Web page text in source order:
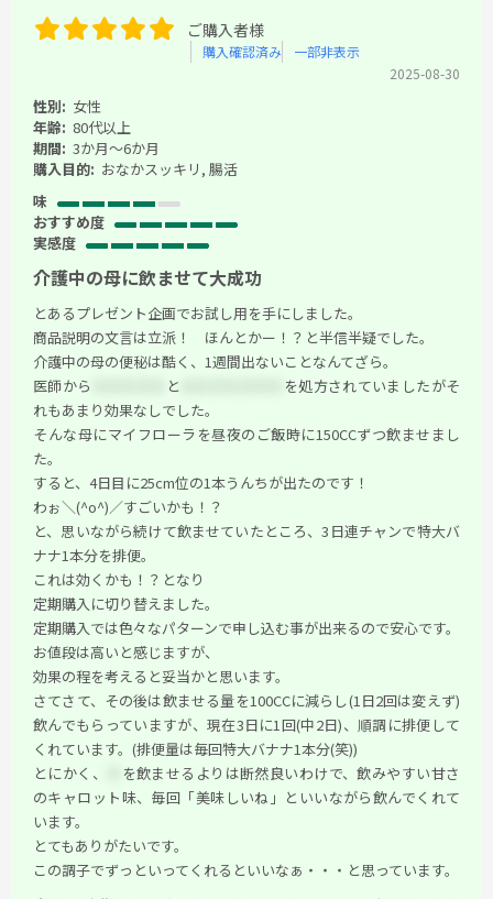
ご購入者様
購入確認済み
一部非表示
2025-08-30
性別: 女性
年齢: 80代以上
期間: 3か月～6か月
購入目的: おなかスッキリ, 腸活
味
おすすめ度
実感度
介護中の母に飲ませて大成功
とあるプレゼント企画でお試し用を手にしました。
商品説明の文言は立派！ ほんとかー！？と半信半疑でした。
介護中の母の便秘は酷く、1週間出ないことなんてざら。
医師から
と
を処方されていましたがそ
れもあまり効果なしでした。
そんな母にマイフローラを昼夜のご飯時に150CCずつ飲ませまし
た。
すると、4日目に25cm位の1本うんちが出たのです！
わぉ＼(^o^)／すごいかも！？
と、思いながら続けて飲ませていたところ、3日連チャンで特大バ
ナナ1本分を排便。
これは効くかも！？となり
定期購入に切り替えました。
定期購入では色々なパターンで申し込む事が出来るので安心です。
お値段は高いと感じますが、
効果の程を考えると妥当かと思います。
さてさて、その後は飲ませる量を100CCに減らし(1日2回は変えず)
飲んでもらっていますが、現在3日に1回(中2日)、順調に排便して
くれています。(排便量は毎回特大バナナ1本分(笑))
とにかく、
を飲ませるよりは断然良いわけで、飲みやすい甘さ
のキャロット味、毎回「美味しいね」といいながら飲んでくれて
います。
とてもありがたいです。
この調子でずっといってくれるといいなぁ・・・と思っています。